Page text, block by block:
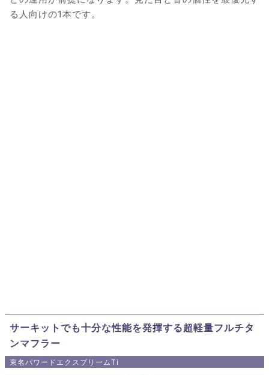
る人向けの1本です。
サーキットでも十分な性能を発揮する超軽量フルチタ
ンマフラー
東名パワードエクスプリームTi